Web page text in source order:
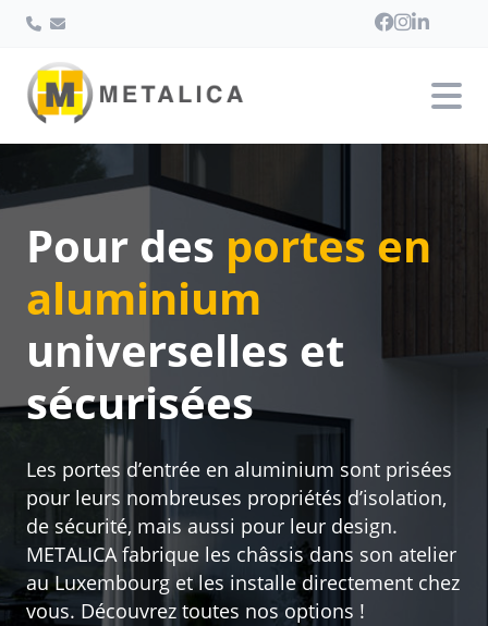
Pour des portes en
aluminium
universelles et
sécurisées
Les portes d’entrée en aluminium sont prisées
pour leurs nombreuses propriétés d’isolation,
de sécurité, mais aussi pour leur design.
METALICA fabrique les châssis dans son atelier
au Luxembourg et les installe directement chez
vous. Découvrez toutes nos options !